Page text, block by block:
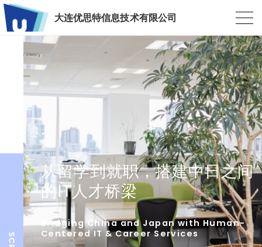
大连优思特信息技术有限公司
从留学到就职，搭建中日之间
的IT人才桥梁
Bridging China and Japan with Human-
Centered IT & Career Services